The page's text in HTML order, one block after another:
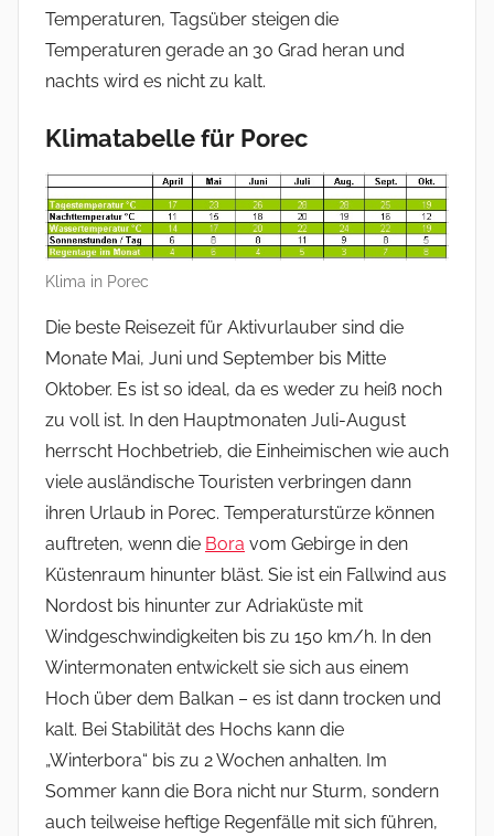
Temperaturen, Tagsüber steigen die
Temperaturen gerade an 30 Grad heran und
nachts wird es nicht zu kalt.
Klimatabelle für Porec
Klima in Porec
Die beste Reisezeit für Aktivurlauber sind die
Monate Mai, Juni und September bis Mitte
Oktober. Es ist so ideal, da es weder zu heiß noch
zu voll ist. In den Hauptmonaten Juli-August
herrscht Hochbetrieb, die Einheimischen wie auch
viele ausländische Touristen verbringen dann
ihren Urlaub in Porec. Temperaturstürze können
auftreten, wenn die Bora vom Gebirge in den
Küstenraum hinunter bläst. Sie ist ein Fallwind aus
Nordost bis hinunter zur Adriaküste mit
Windgeschwindigkeiten bis zu 150 km/h. In den
Wintermonaten entwickelt sie sich aus einem
Hoch über dem Balkan – es ist dann trocken und
kalt. Bei Stabilität des Hochs kann die
„Winterbora“ bis zu 2 Wochen anhalten. Im
Sommer kann die Bora nicht nur Sturm, sondern
auch teilweise heftige Regenfälle mit sich führen,